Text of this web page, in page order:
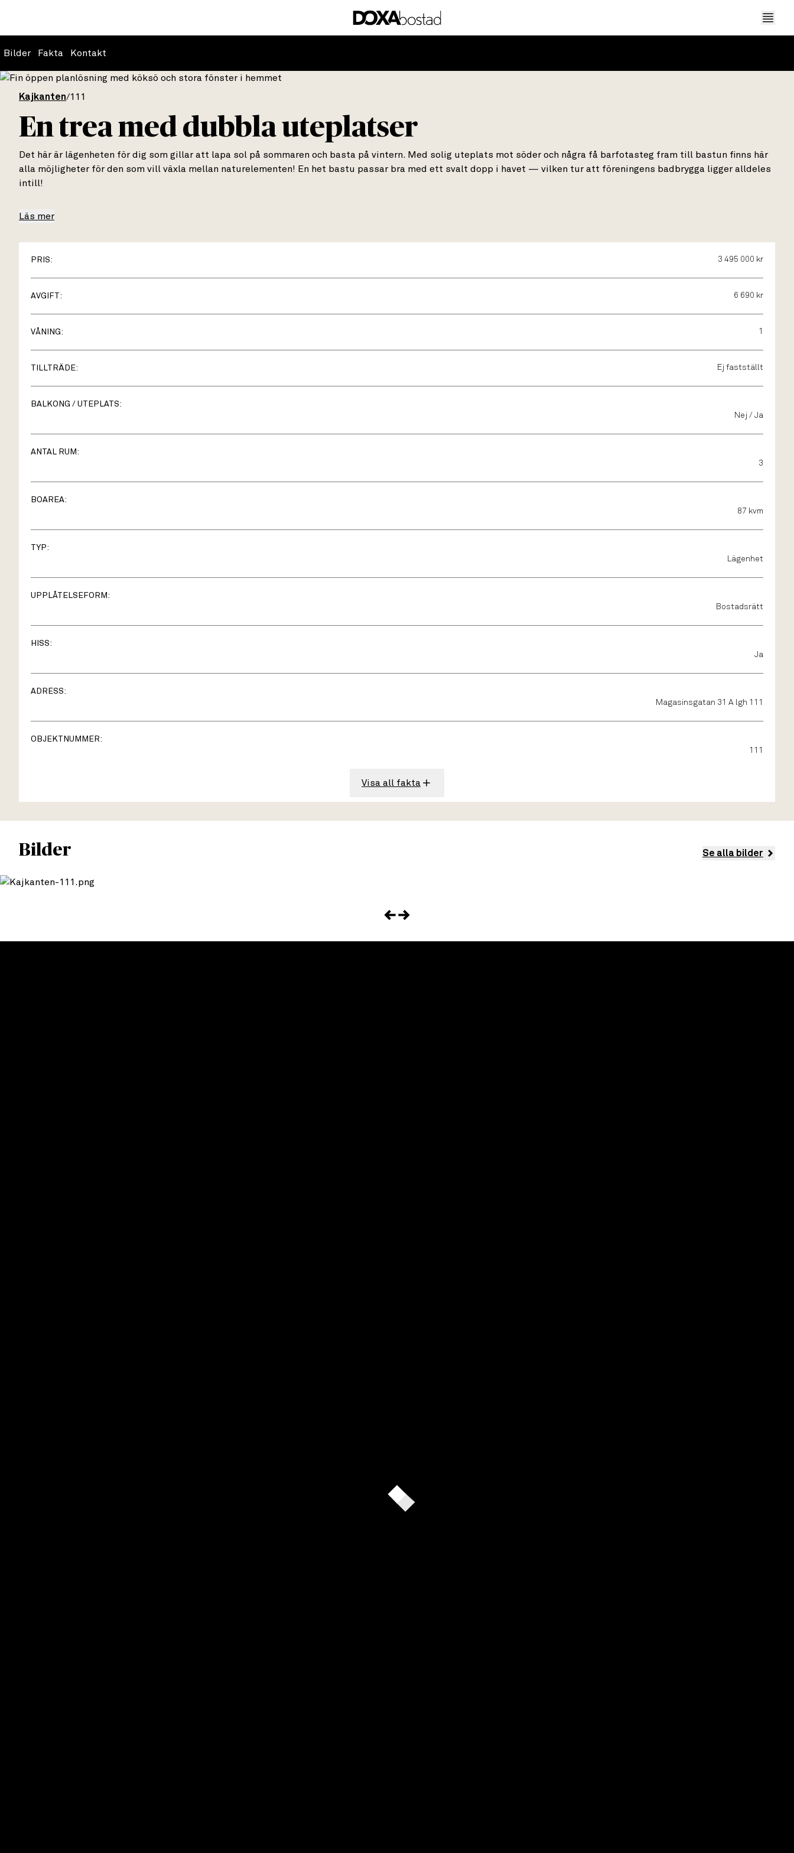
Bilder Fakta Kontakt
En trea med dubbla uteplatser
Kajkanten/111
Det här är lägenheten för dig som gillar att lapa sol på sommaren och basta på vintern. Med solig uteplats mot söder och några få barfotasteg fram till bastun finns här
alla möjligheter för den som vill växla mellan naturelementen! En het bastu passar bra med ett svalt dopp i havet — vilken tur att föreningens badbrygga ligger alldeles
intill!
Läs mer
PRIS: 3 495 000 kr
AVGIFT: 6 690 kr
VÅNING: 1
TILLTRÄDE: Ej fastställt
BALKONG / UTEPLATS:
Nej / Ja
ANTAL RUM:
3
BOAREA:
87 kvm
TYP:
Lägenhet
UPPLÅTELSEFORM:
Bostadsrätt
HISS:
Ja
ADRESS:
Magasinsgatan 31 A lgh 111
OBJEKTNUMMER:
111
Visa all fakta
Bilder Se alla bilder